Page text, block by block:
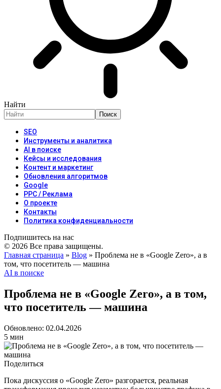
Найти
SEO
Инструменты и аналитика
AI в поиске
Кейсы и исследования
Контент и маркетинг
Обновления алгоритмов
Google
PPC / Реклама
О проекте
Контакты
Политика конфиденциальности
Подпишитесь на нас
© 2026 Все права защищены.
Главная страница » Blog » Проблема не в «Google Zero», а в
том, что посетитель — машина
AI в поиске
Проблема не в «Google Zero», а в том,
что посетитель — машина
Обновлено: 02.04.2026
5 мин
Поделиться
Пока дискуссия о «Google Zero» разгорается, реальная